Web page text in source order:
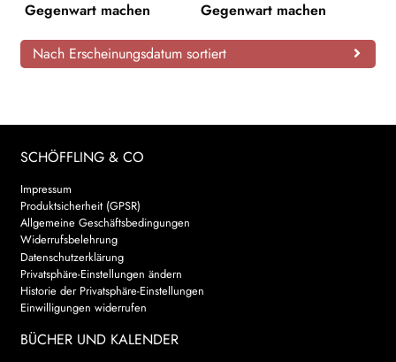
NEWSLETTER
Search:
Gegenwart machen
Gegenwart machen
Nach Erscheinungsdatum sortiert
SCHÖFFLING & CO
Impressum
Produktsicherheit (GPSR)
Allgemeine Geschäftsbedingungen
Widerrufsbelehrung
Datenschutzerklärung
Privatsphäre-Einstellungen ändern
Historie der Privatsphäre-Einstellungen
Einwilligungen widerrufen
BÜCHER UND KALENDER